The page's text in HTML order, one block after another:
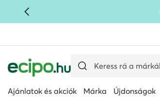
UGRÁS A FŐ TARTALOMRA
Ajánlatok és akciók Márka Újdonságok